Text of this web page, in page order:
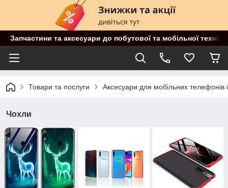
Запчастини та аксесуари до побутової та мобільної
Товари та послуги Аксесуари для мобільних телефонів
Чохли